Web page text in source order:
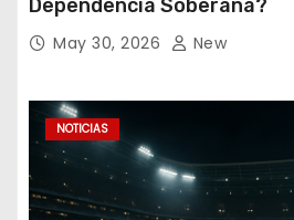
Dependencia Soberana?
May 30, 2026 New
NOTICIAS